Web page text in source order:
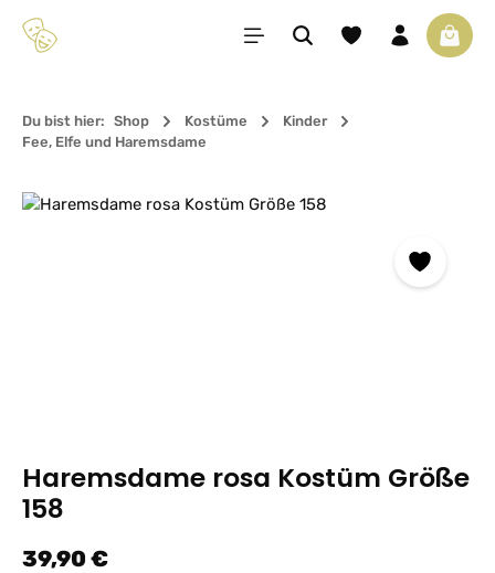
Zum Hauptinhalt springen Du hast 0 Produkte
Du bist hier: Shop Kostüme
Kinder
Fee, Elfe und Haremsdame
Bildergalerie überspringen
Haremsdame rosa Kostüm Größe
158
Regulärer Preis:
39,90 €